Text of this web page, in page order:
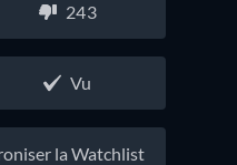
243
Vu
la Watchlist